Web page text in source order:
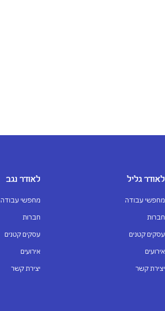
לאודר גליל
מחפשי עבודה
חברות
עסקים קטנים
אירועים
יצירת קשר
לאודר נגב
מחפשי עבודה
חברות
עסקים קטנים
אירועים
יצירת קשר